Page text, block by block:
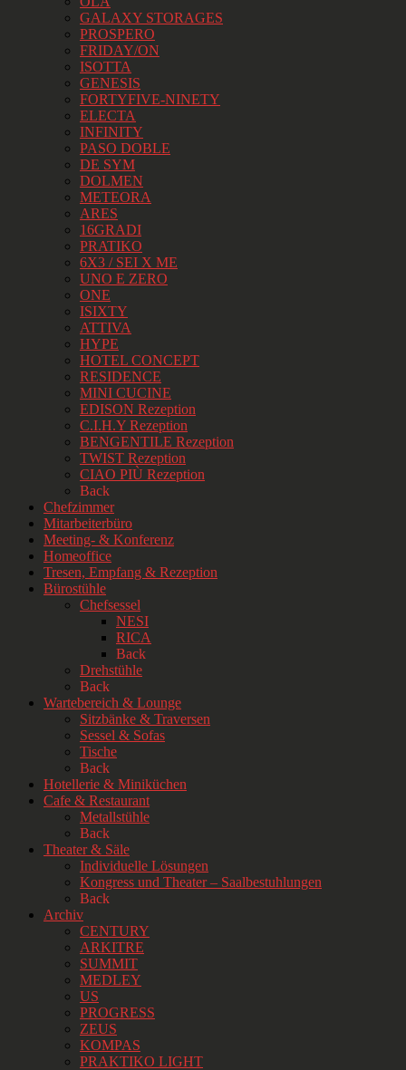
GALAXY STORAGES
PROSPERO
FRIDAY/ON
ISOTTA
GENESIS
FORTYFIVE-NINETY
ELECTA
INFINITY
PASO DOBLE
DE SYM
DOLMEN
METEORA
ARES
16GRADI
PRATIKO
6X3 / SEI X ME
UNO E ZERO
ONE
ISIXTY
ATTIVA
HYPE
HOTEL CONCEPT
RESIDENCE
MINI CUCINE
EDISON Rezeption
C.I.H.Y Rezeption
BENGENTILE Rezeption
TWIST Rezeption
CIAO PIÙ Rezeption
Back
Chefzimmer
Mitarbeiterbüro
Meeting- & Konferenz
Homeoffice
Tresen, Empfang & Rezeption
Bürostühle
Chefsessel
NESI
RICA
Back
Drehstühle
Back
Wartebereich & Lounge
Sitzbänke & Traversen
Sessel & Sofas
Tische
Back
Hotellerie & Miniküchen
Cafe & Restaurant
Metallstühle
Back
Theater & Säle
Individuelle Lösungen
Kongress und Theater – Saalbestuhlungen
Back
Archiv
CENTURY
ARKITRE
SUMMIT
MEDLEY
US
PROGRESS
ZEUS
KOMPAS
PRAKTIKO LIGHT